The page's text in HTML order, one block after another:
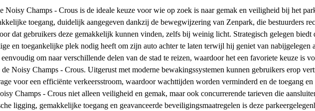
Noisy Champs - Crous is de ideale keuze voor wie op zoek is naar gemak en veiligheid bij het
toegang, duidelijk aangegeven dankzij de bewegwijzering van Zenpark, die bestuurders
dat gebruikers deze gemakkelijk kunnen vinden, zelfs bij weinig licht. Strategisch gelegen
en toegankelijke plek nodig heeft om zijn auto achter te laten terwijl hij geniet van nabijgelegen
om naar verschillende delen van de stad te reizen, waardoor het een favoriete keuze is
Noisy Champs - Crous. Uitgerust met moderne bewakingssystemen kunnen gebruikers erop
voor een efficiënte verkeersstroom, waardoor wachttijden worden verminderd en de toegang
Champs - Crous niet alleen veiligheid en gemak, maar ook concurrerende tarieven die
ligging, gemakkelijke toegang en geavanceerde beveiligingsmaatregelen is deze